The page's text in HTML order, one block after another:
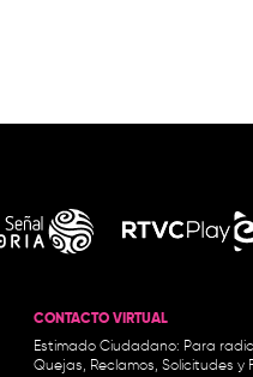
CONTACTO VIRTUAL
Estimado Ciudadano: Para
Quejas, Reclamos, Solicitudes y